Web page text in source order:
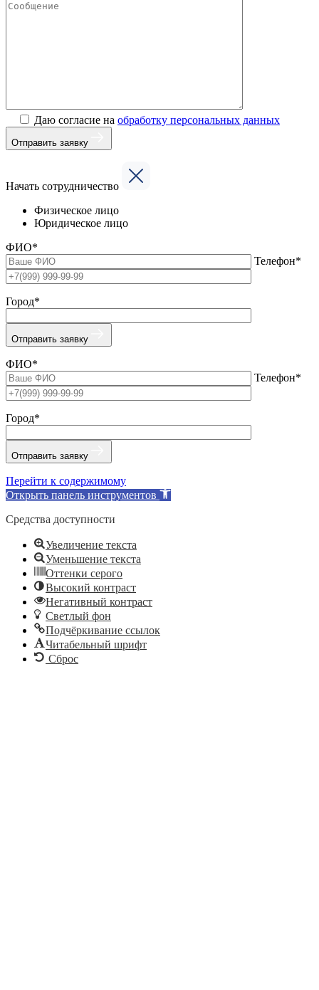
Даю согласие на обработку персональных данных
Отправить заявку
Начать сотрудничество
Физическое лицо
Юридическое лицо
ФИО*
Телефон*
Город*
Отправить заявку
ФИО*
Телефон*
Город*
Отправить заявку
Перейти к содержимому
Открыть панель инструментов
Средства доступности
Увеличение текста
Уменьшение текста
Оттенки серого
Высокий контраст
Негативный контраст
Светлый фон
Подчёркивание ссылок
Читабельный шрифт
Сброс